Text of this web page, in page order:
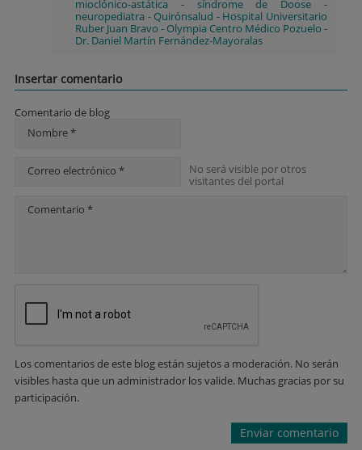
mioclónico-astática - síndrome de Doose -
neuropediatra -Quirónsalud - Hospital Universitario
Ruber Juan Bravo -Olympia Centro Médico Pozuelo -
Dr. Daniel Martín Fernández-Mayoralas
Insertar comentario
Comentario de blog
Nombre *
Correo electrónico *
No será visible por otros
visitantes del portal
Comentario *
Los comentarios de este blog están sujetos a moderación. No serán
visibles hasta que un administrador los valide. Muchas gracias por su
participación.